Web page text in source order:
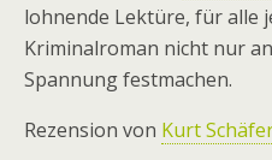
lohnende Lektüre, für alle
Kriminalroman nicht nur
Spannung festmachen.
Rezension von Kurt